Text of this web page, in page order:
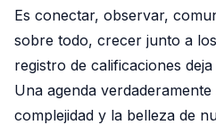
Es conectar, observar,
sobre todo, crecer junto a
registro de calificaciones
Una agenda
complejidad y la belleza de